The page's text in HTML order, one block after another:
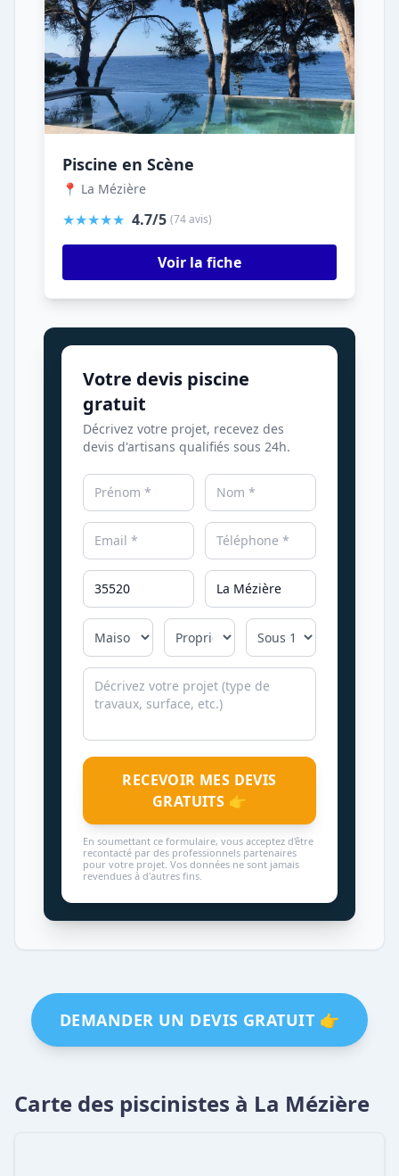
Piscine en Scène
📍 La Mézière
★★★★★ 4.7/5 (74 avis)
Voir la fiche
Votre devis piscine
gratuit
Décrivez votre projet, recevez des
devis d'artisans qualifiés sous 24h.
RECEVOIR MES DEVIS
GRATUITS 👉
En soumettant ce formulaire, vous acceptez d'être
recontacté par des professionnels partenaires
pour votre projet. Vos données ne sont jamais
revendues à d'autres fins.
DEMANDER UN DEVIS GRATUIT 👉
Carte des piscinistes à La Mézière